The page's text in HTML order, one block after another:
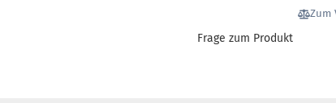
Zum
Frage zum Produkt